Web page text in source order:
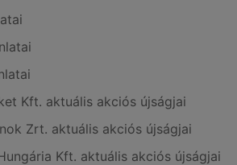
Kft. aktuális akciós újságjai
Zrt. aktuális akciós újságjai
Kft. aktuális akciós újságjai